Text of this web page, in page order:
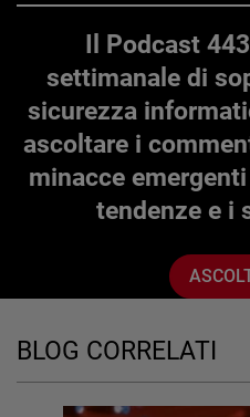
Il Podcast
settimanale di
sicurezza
ascoltare i
minacce
tendenze e i
BLOG CORRELATI